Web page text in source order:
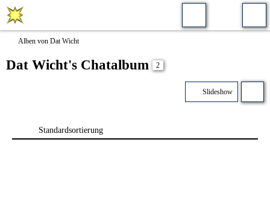
Alben von Dat Wicht
Dat Wicht's Chatalbum 2
Slideshow
Standardsortierung